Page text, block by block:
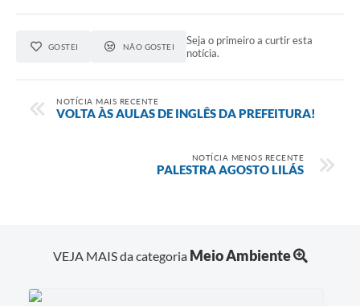
GOSTEI NÃO GOSTEI
Seja o primeiro a curtir esta
notícia.
NOTÍCIA MAIS RECENTE
VOLTA ÀS AULAS DE INGLÊS DA PREFEITURA!
NOTÍCIA MENOS RECENTE
PALESTRA AGOSTO LILÁS
VEJA MAIS da categoria Meio Ambiente